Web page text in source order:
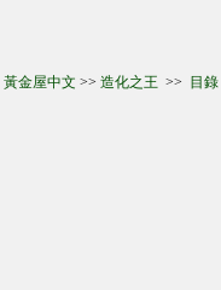
黃金屋中文 >> 造化之王 >> 目錄